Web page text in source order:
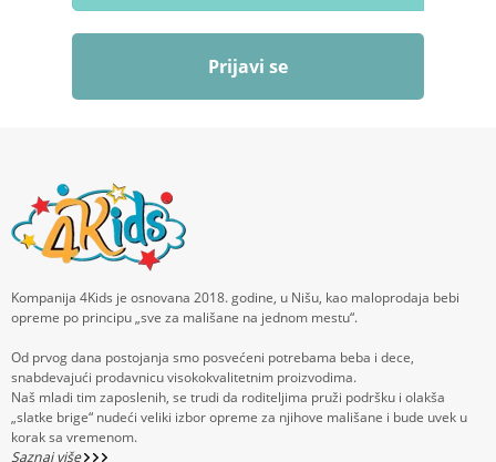
Prijavi se
Kompanija 4Kids je osnovana 2018. godine, u Nišu, kao maloprodaja bebi
opreme po principu „sve za mališane na jednom mestu“.
Od prvog dana postojanja smo posvećeni potrebama beba i dece,
snabdevajući prodavnicu visokokvalitetnim proizvodima.
Naš mladi tim zaposlenih, se trudi da roditeljima pruži podršku i olakša
„slatke brige“ nudeći veliki izbor opreme za njihove mališane i bude uvek u
korak sa vremenom.
Saznaj više